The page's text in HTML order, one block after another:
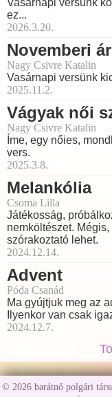
ez...
2026.3.20.
Novemberi
Nagy Csivre Katalin
Vasárnapi versünk
2025.11.2.
Vágyak női
Nagy Csivre Katalin
Íme, egy nőies,
vers.
2025.3.8.
Melankólia
Csoma Lilla
Játékosság,
nemköltészet.
szórakoztató lehet.
2024.12.14.
Advent
Póda Csanád
Ma gyújtjuk meg az
Ilyenkor van csak
2024.12.7.
© 2026 barátnő polgári